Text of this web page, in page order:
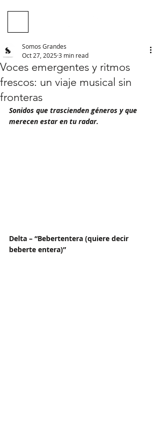
Voces emergentes y ritmos
frescos: un viaje musical sin
fronteras
Somos Grandes
Oct 27, 20253 min read
Sonidos que trascienden géneros y que
merecen estar en tu radar.
Delta – “Bebertentera (quiere decir
beberte entera)”